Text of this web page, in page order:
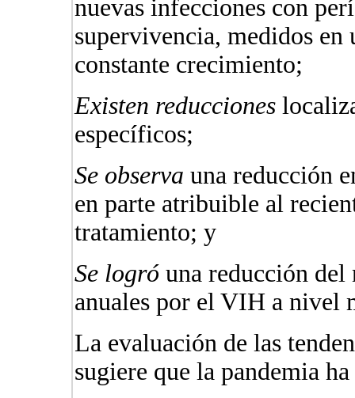
nuevas infecciones con
supervivencia, medidos en
constante crecimiento;
Existen reducciones
específicos;
Se observa una reducción
en parte atribuible al
tratamiento; y
Se logró una reducción del
anuales por el VIH a nivel
La evaluación de las
sugiere que la pandemia